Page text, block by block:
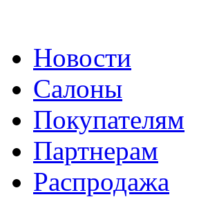
Новости
Салоны
Покупателям
Партнерам
Распродажа